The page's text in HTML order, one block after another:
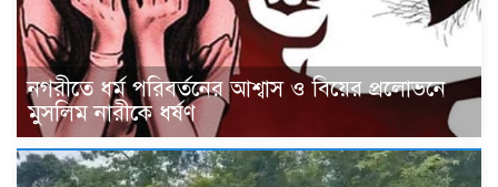
নগরীতে ধর্ম পরিবর্তনের আশ্বাস ও বিয়ের প্রলোভনে
মুসলিম নারীকে ধর্ষণ